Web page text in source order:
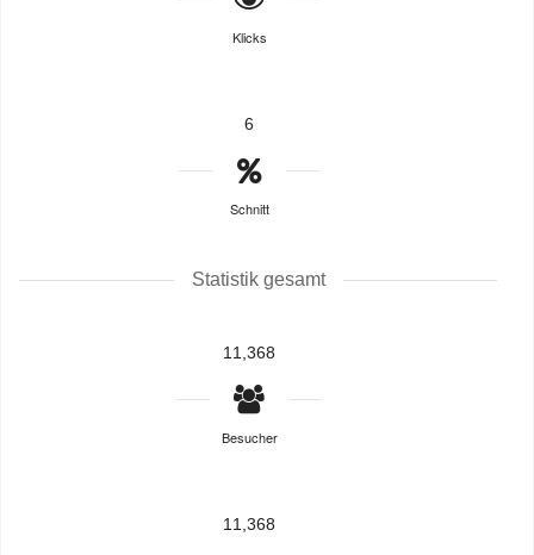
Klicks
6
Schnitt
Statistik gesamt
11,368
Besucher
11,368